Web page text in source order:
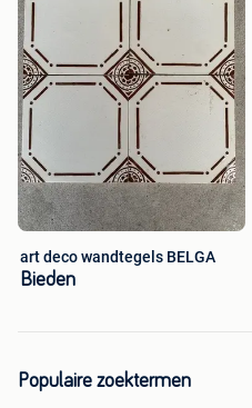
art deco wandtegels BELGA
Bieden
Populaire zoektermen